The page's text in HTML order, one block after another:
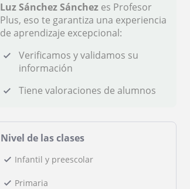
Luz Sánchez Sánchez es Profesor
Plus, eso te garantiza una experiencia
de aprendizaje excepcional:
Verificamos y validamos su
información
Tiene valoraciones de alumnos
Nivel de las clases
Infantil y preescolar
Primaria